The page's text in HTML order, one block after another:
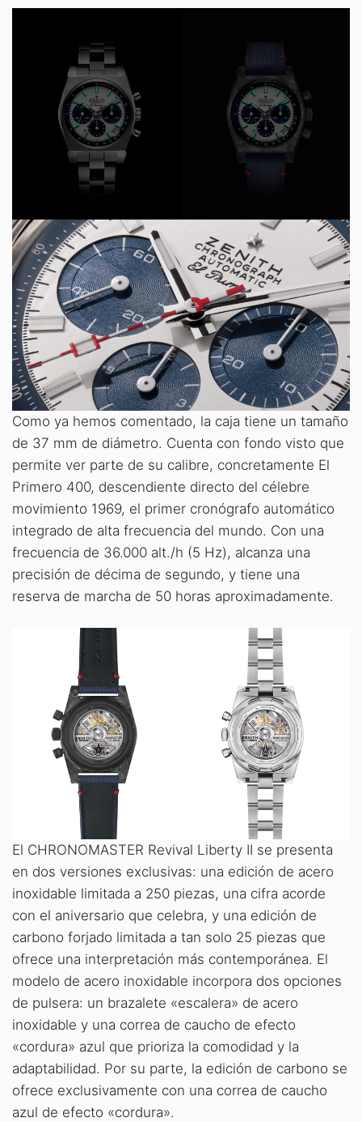
Como ya hemos comentado, la caja tiene un tamaño
de 37 mm de diámetro. Cuenta con fondo visto que
permite ver parte de su calibre, concretamente El
Primero 400, descendiente directo del célebre
movimiento 1969, el primer cronógrafo automático
integrado de alta frecuencia del mundo. Con una
frecuencia de 36.000 alt./h (5 Hz), alcanza una
precisión de décima de segundo, y tiene una
reserva de marcha de 50 horas aproximadamente.
El CHRONOMASTER Revival Liberty II se presenta
en dos versiones exclusivas: una edición de acero
inoxidable limitada a 250 piezas, una cifra acorde
con el aniversario que celebra, y una edición de
carbono forjado limitada a tan solo 25 piezas que
ofrece una interpretación más contemporánea. El
modelo de acero inoxidable incorpora dos opciones
de pulsera: un brazalete «escalera» de acero
inoxidable y una correa de caucho de efecto
«cordura» azul que prioriza la comodidad y la
adaptabilidad. Por su parte, la edición de carbono se
ofrece exclusivamente con una correa de caucho
azul de efecto «cordura».